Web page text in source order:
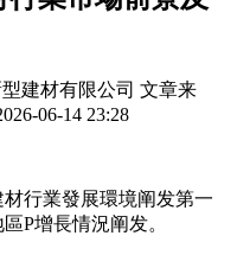
建材有限公司 文章来
06-14 23:28
行業發展環境阐发第一
P增長情況阐发。